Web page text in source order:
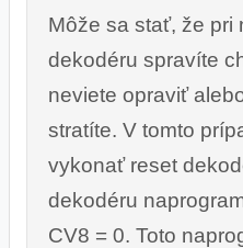
Môže sa stať, že pri
dekodéru spravíte
neviete opraviť
stratíte. V tomto
vykonať reset
dekodéru
CV8 = 0. Toto